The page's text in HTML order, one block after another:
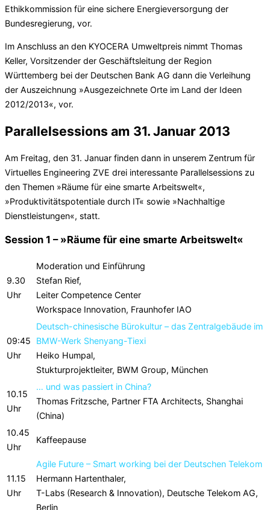
Ethikkommission für eine sichere Energieversorgung der
Bundesregierung, vor.
Im Anschluss an den KYOCERA Umweltpreis nimmt Thomas
Keller, Vorsitzender der Geschäftsleitung der Region
Württemberg bei der Deutschen Bank AG dann die Verleihung
der Auszeichnung »Ausgezeichnete Orte im Land der Ideen
2012/2013«, vor.
Parallelsessions am 31. Januar 2013
Am Freitag, den 31. Januar finden dann in unserem Zentrum für
Virtuelles Engineering ZVE drei interessante Parallelsessions zu
den Themen »Räume für eine smarte Arbeitswelt«,
»Produktivitätspotentiale durch IT« sowie »Nachhaltige
Dienstleistungen«, statt.
Session 1 – »Räume für eine smarte Arbeitswelt«
9.30
Uhr
Moderation und Einführung
Stefan Rief,
Leiter Competence Center
Workspace Innovation, Fraunhofer IAO
09:45
Uhr
Deutsch-chinesische Bürokultur – das Zentralgebäude im
BMW-Werk Shenyang-Tiexi
Heiko Humpal,
Stukturprojektleiter, BWM Group, München
10.15
Uhr
… und was passiert in China?
Thomas Fritzsche, Partner FTA Architects, Shanghai
(China)
10.45
Uhr
Kaffeepause
11.15
Uhr
Agile Future – Smart working bei der Deutschen Telekom
Hermann Hartenthaler,
T-Labs (Research & Innovation), Deutsche Telekom AG,
Berlin